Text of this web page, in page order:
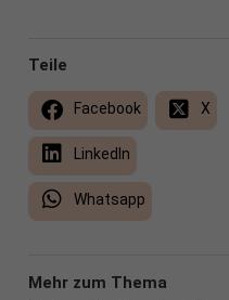
Teile
Facebook X
LinkedIn
Whatsapp
Mehr zum Thema